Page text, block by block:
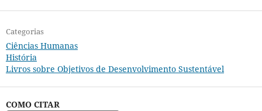
Categorias
Ciências Humanas
História
Livros sobre Objetivos de Desenvolvimento Sustentável
COMO CITAR